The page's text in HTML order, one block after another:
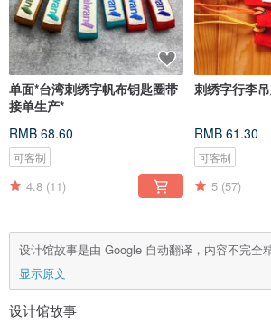
单面*台湾刺绣字帆布钥匙圈带
接单生产*
RMB 68.60
可客制
4.8 (11)
刺绣字行李
RMB 61.30
可客制
5 (57)
设计馆故事是由 Google 自动翻译，内容不完全精
显示原文
设计馆故事